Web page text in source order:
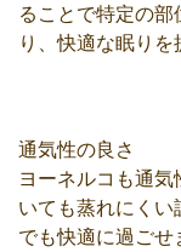
ることで特定の
り、快適な眠りを
通気性の良さ
ヨーネルコも通
いても蒸れにく
でも快適に過ご